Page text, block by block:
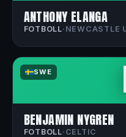
ANTHONY ELANGA
FOTBOLL· NEWCASTLE
SWE
BENJAMIN NYGREN
FOTBOLL· CELTIC